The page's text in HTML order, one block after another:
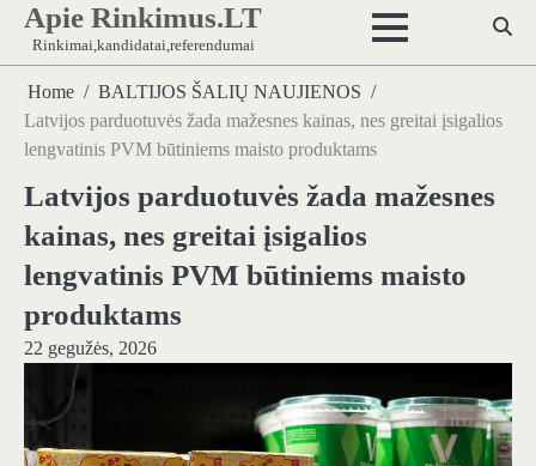
Skip
content
Apie Rinkimus.LT
Rinkimai,kandidatai,referendumai
Home
BALTIJOS ŠALIŲ NAUJIENOS
Latvijos parduotuvės žada mažesnes kainas, nes greitai įsigalios
lengvatinis PVM būtiniems maisto produktams
Latvijos parduotuvės žada mažesnes
kainas, nes greitai įsigalios
lengvatinis PVM būtiniems maisto
produktams
22 gegužės, 2026